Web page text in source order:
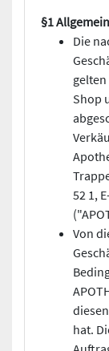
§1
Die
Shop
52 1,
Von
hat.